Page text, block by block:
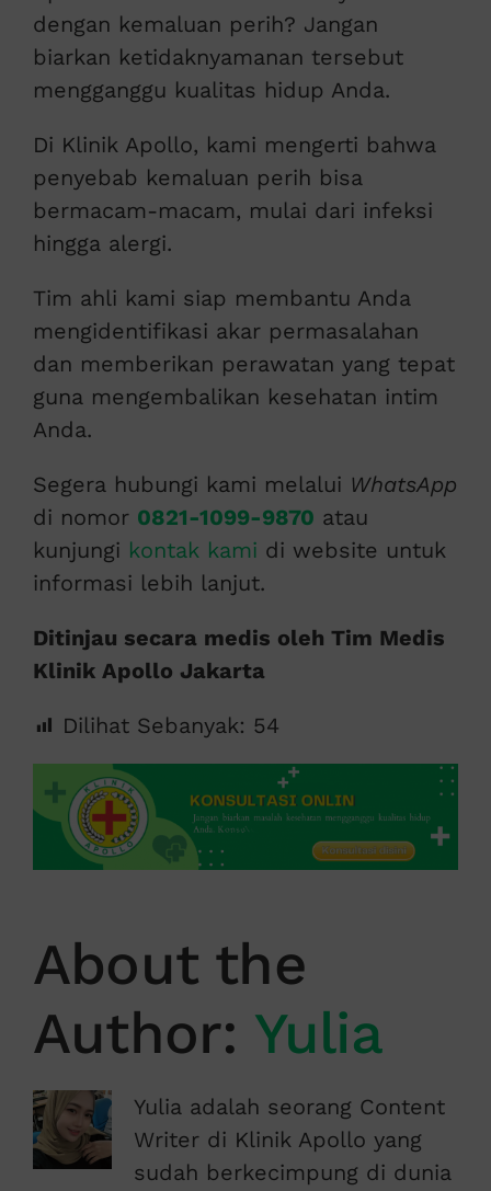
dengan kemaluan perih? Jangan
biarkan ketidaknyamanan tersebut
mengganggu kualitas hidup Anda.
Di Klinik Apollo, kami mengerti bahwa
penyebab kemaluan perih bisa
bermacam-macam, mulai dari infeksi
hingga alergi.
Tim ahli kami siap membantu Anda
mengidentifikasi akar permasalahan
dan memberikan perawatan yang tepat
guna mengembalikan kesehatan intim
Anda.
Segera hubungi kami melalui WhatsApp
di nomor 0821-1099-9870 atau
kunjungi kontak kami di website untuk
informasi lebih lanjut.
Ditinjau secara medis oleh Tim Medis
Klinik Apollo Jakarta
Dilihat Sebanyak: 54
About the
Author: Yulia
Yulia adalah seorang Content
Writer di Klinik Apollo yang
sudah berkecimpung di dunia